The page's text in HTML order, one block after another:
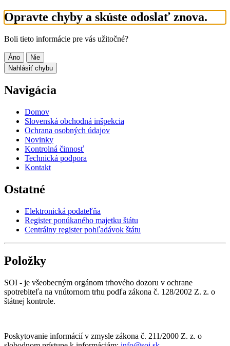
Opravte chyby a skúste odoslať znova.
Boli tieto informácie pre vás užitočné?
Áno
Nie
Nahlásiť chybu
Navigácia
Domov
Slovenská obchodná inšpekcia
Ochrana osobných údajov
Novinky
Kontrolná činnosť
Technická podpora
Kontakt
Ostatné
Elektronická podateľňa
Register ponúkaného majetku štátu
Centrálny register pohľadávok štátu
Položky
SOI - je všeobecným orgánom trhového dozoru v ochrane
spotrebiteľa na vnútornom trhu podľa zákona č. 128/2002 Z. z. o
štátnej kontrole.
Poskytovanie informácií v zmysle zákona č. 211/2000 Z. z. o